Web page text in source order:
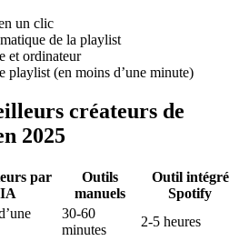
un clic
de la playlist
et ordinateur
playlist (en moins d’une minute)
créateurs de
2025
par
IA
Outils
manuels
Outil intégré
Spotify
30-60
minutes
2-5 heures